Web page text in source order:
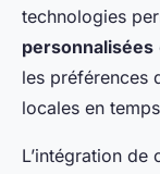
technologies
personnalisées
les préférences
locales en
L’intégration